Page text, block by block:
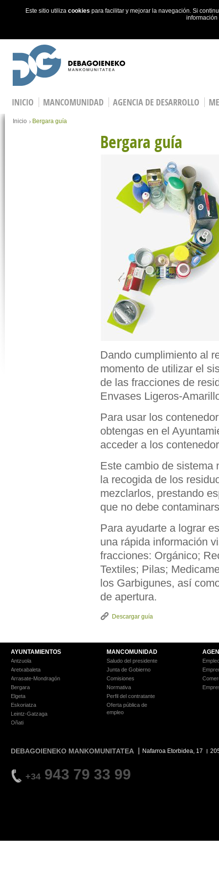
Este sitio utiliza cookies para facilitar y mejorar la navegación. Si
INICIO MANCOMUNIDAD AGENCIA DE DESARROLLO
You are here
Inicio Bergara guía
Bergara guía
Dando cumplimiento al
momento de utilizar el
de las fracciones de
Envases Ligeros-
Para usar los
obtengas en el
acceder a los
Este cambio de sistema
la recogida de los
mezclarlos, prestando
que no debe
Para ayudarte a lograr
una rápida información
fracciones: Orgánico;
Textiles; Pilas;
los Garbigunes, así
de apertura.
Descargar guía
AYUNTAMIENTOS
Antzuola
Aretxabaleta
Arrasate-Mondragón
Bergara
Elgeta
Eskoriatza
Leintz-Gatzaga
Oñati
MANCOMUNIDAD
Saludo del presidente
Junta de Gobierno
Comisiones
Normativa
Perfil del contratante
Oferta pública de
empleo
DEBAGOIENEKO MANKOMUNITATEA Nafarroa Etorbidea, 17
+34 943 79 33 99